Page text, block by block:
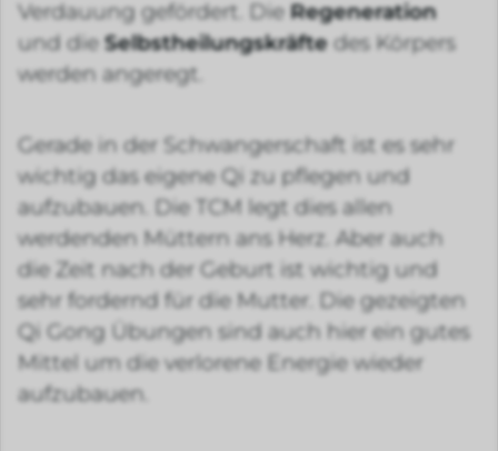
Verdauung gefördert. Die Regeneration
und dieSelbstheilungskräftedes Körpers
werden angeregt.
Gerade in der Schwangerschaft ist es sehr
wichtig das eigene Qi zu pflegen und
aufzubauen. Die TCM legt dies allen
werdenden Müttern ans Herz. Aber auch
die Zeit nach der Geburt ist wichtig und
sehr fordernd für die Mutter. Die gezeigten
Qi Gong Übungen sind auch hier ein gutes
Mittel um die verlorene Energie wieder
aufzubauen.